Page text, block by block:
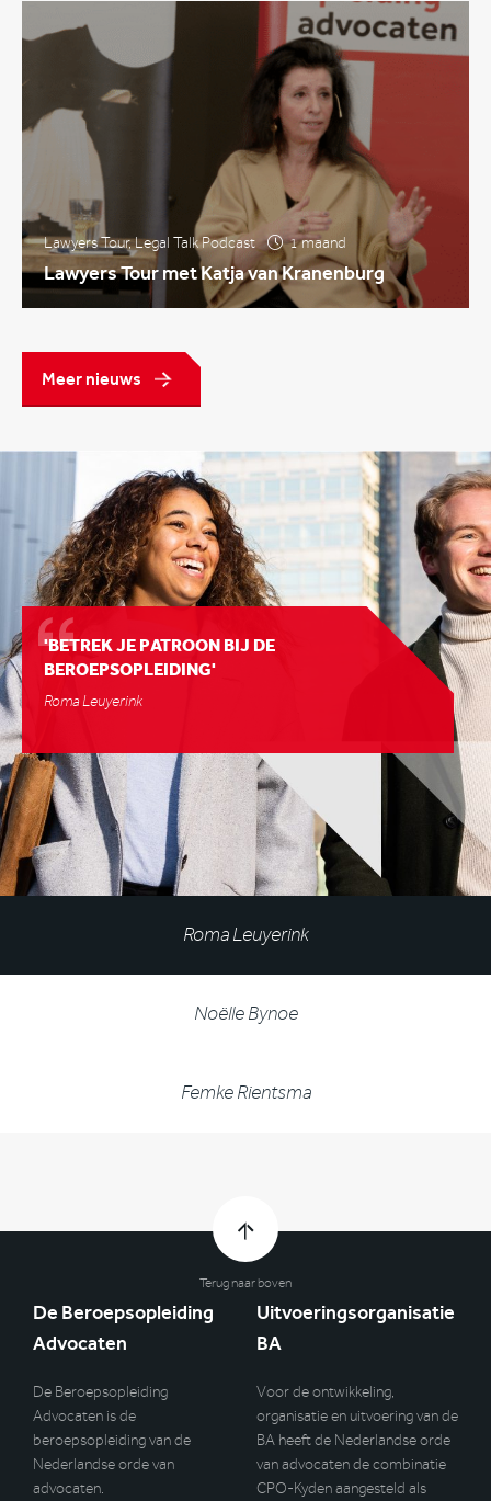
Lawyers Tour,Legal Talk Podcast 1 maand
Lawyers Tour met Katja van Kranenburg
Meer nieuws
'BETREK JE PATROON BIJ DE
BEROEPSOPLEIDING'
Roma Leuyerink
Roma Leuyerink
Noëlle Bynoe
Femke Rientsma
Terug naar boven
De Beroepsopleiding
Advocaten
De Beroepsopleiding
Advocaten is de
beroepsopleiding van de
Nederlandse orde van
advocaten.
Uitvoeringsorganisatie
BA
Voor de ontwikkeling,
organisatie en uitvoering van de
BA heeft de Nederlandse orde
van advocaten de combinatie
CPO-Kyden aangesteld als